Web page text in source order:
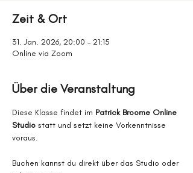
Zeit & Ort
31. Jan. 2026, 20:00 – 21:15
Online via Zoom
Über die Veranstaltung
Diese Klasse findet im Patrick Broome Online
Studio statt und setzt keine Vorkenntnisse
voraus.
Buchen kannst du direkt über das Studio oder